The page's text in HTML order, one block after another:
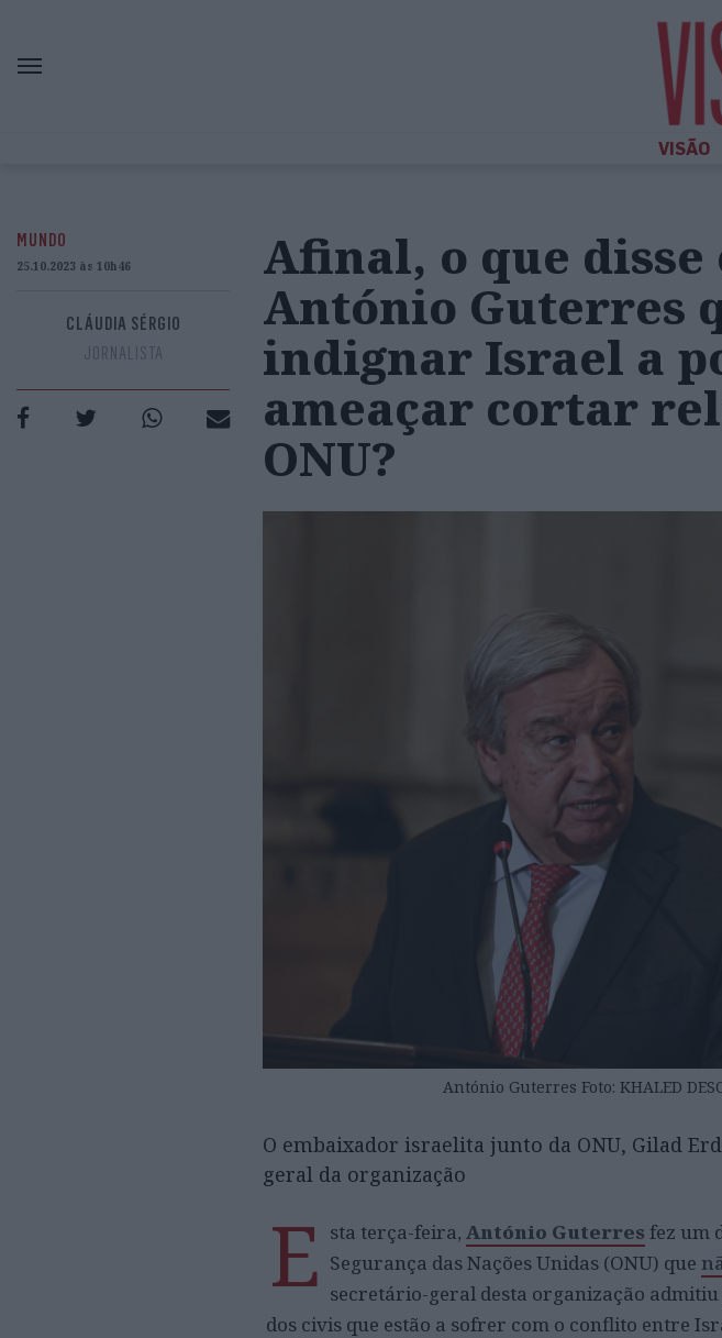
VISÃO
MUNDO
25.10.2023 às 10h46
CLÁUDIA SÉRGIO
JORNALISTA
Afinal, o que
António Guterres
indignar Israel a
ameaçar cortar
ONU?
António Guterres Foto: KHALED
O embaixador israelita junto da ONU, Gilad
geral da organização
E sta terça-feira, António Guterres fez um
Segurança das Nações Unidas (ONU) que
secretário-geral desta organização
dos civis que estão a sofrer com o conflito entre